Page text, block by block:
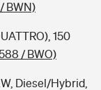
BWN)
150
/ BWO)
Diesel/Hybrid,